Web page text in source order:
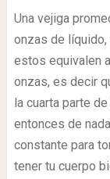
Una vejiga
onzas de
estos equivalen
onzas, es decir
la cuarta parte
entonces de
constante para
tener tu cuerpo